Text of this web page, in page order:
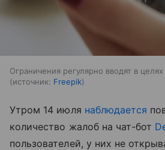
Ограничения регулярно вводят в
источник: Freepik
Утром 14 июля наблюдается
количество жалоб на чат-бот
пользователей, у них не